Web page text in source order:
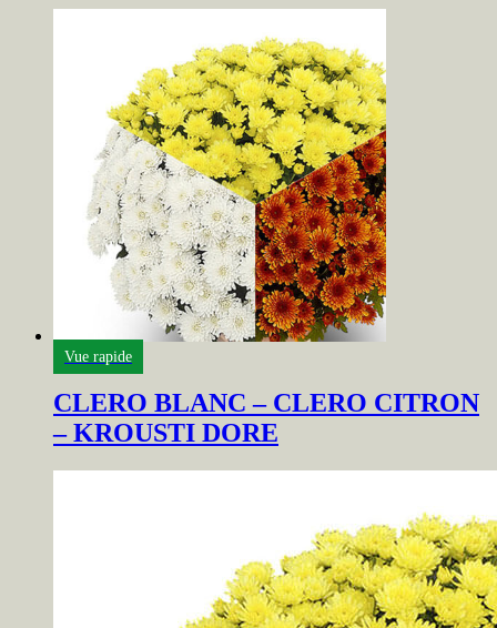
Vue rapide
CLERO BLANC – CLERO CITRON
– KROUSTI DORE